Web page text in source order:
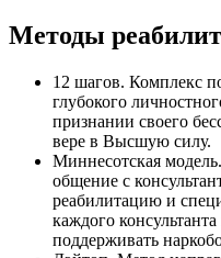
Методы
12 шагов. Комплекс
глубокого
признании своего
вере в Высшую силу.
Миннесотская
общение с
реабилитацию и
каждого
поддерживать